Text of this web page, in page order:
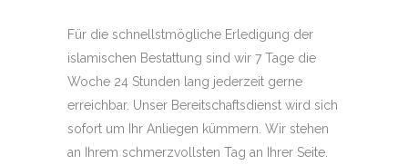
Für die schnellstmögliche Erledigung der
islamischen Bestattung sind wir 7 Tage die
Woche 24 Stunden lang jederzeit gerne
erreichbar. Unser Bereitschaftsdienst wird sich
sofort um Ihr Anliegen kümmern. Wir stehen
an Ihrem schmerzvollsten Tag an Ihrer Seite.